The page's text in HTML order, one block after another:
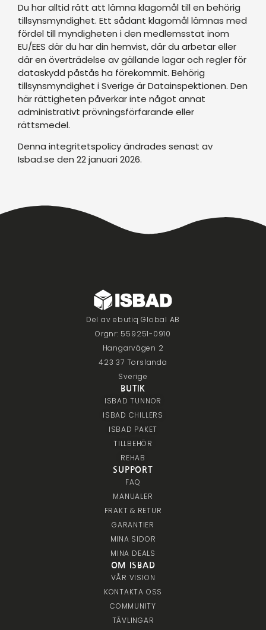
Du har alltid rätt att lämna klagomål till en behörig
tillsynsmyndighet. Ett sådant klagomål lämnas med
fördel till myndigheten i den medlemsstat inom
EU/EES där du har din hemvist, där du arbetar eller
där en överträdelse av gällande lagar och regler för
dataskydd påstås ha förekommit. Behörig
tillsynsmyndighet i Sverige är Datainspektionen. Den
här rättigheten påverkar inte något annat
administrativt prövningsförfarande eller
rättsmedel.
Denna integritetspolicy ändrades senast av
Isbad.se den 22 januari 2026.
Del av ebutiq Global AB
Orgnr: 559251-0910
Hangarvägen 2
423 37 Torslanda
Sverige
BUTIK
ISBAD TUNNOR
ISBAD CHILLERS
ISBAD PAKET
TILLBEHÖR
REHAB
SUPPORT
FAQ
MANUALER
FRAKT & RETUR
GARANTIER
MINA SIDOR
MINA DEALS
OM ISBAD
VÅR VISION
KONTAKTA OSS
COMMUNITY
TÄVLINGAR